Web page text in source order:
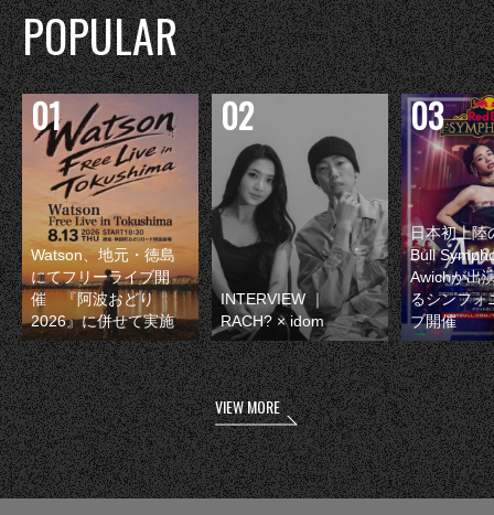
POPULAR
Watson、地元・徳島
にてフリーライブ開
催 『阿波おどり
2026』に併せて実施
INTERVIEW ｜
RACH? × idom
日本初上陸
Bull
Awichが出
るシンフォ
ブ開催
VIEW MORE